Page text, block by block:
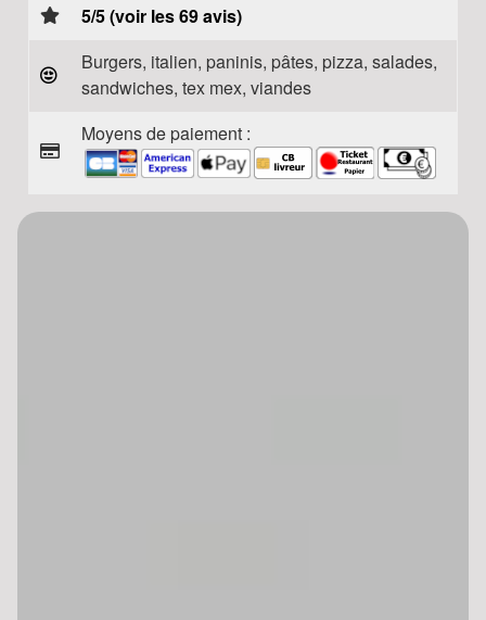
5/5 (voir les 69 avis)
Burgers, italien, paninis, pâtes, pizza, salades,
sandwiches, tex mex, viandes
Moyens de paiement :